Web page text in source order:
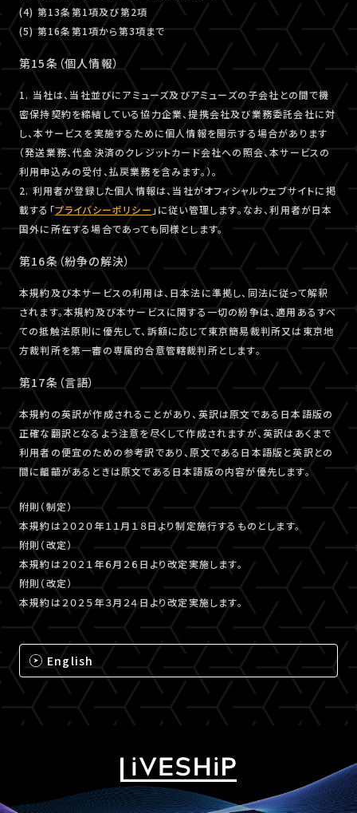
(4) 第13条第1項及び第2項
(5) 第16条第1項から第3項まで
第15条（個人情報）
1. 当社は、当社並びにアミューズ及びアミューズの子会社との間で機
密保持契約を締結している協力企業、提携会社及び業務委託会社に対
し、本サービスを実施するために個人情報を開示する場合があります
（発送業務、代金決済のクレジットカード会社への照会、本サービスの
利用申込みの受付、払戻業務を含みます。）。
2. 利用者が登録した個人情報は、当社がオフィシャルウェブサイトに掲
載する「プライバシーポリシー 」に従い管理します。なお、利用者が日本
国外に所在する場合であっても同様とします。
第16条（紛争の解決）
本規約及び本サービスの利用は、日本法に準拠し、同法に従って解釈
されます。本規約及び本サービスに関する一切の紛争は、適用あるすべ
ての抵触法原則に優先して、訴額に応じて東京簡易裁判所又は東京地
方裁判所を第一審の専属的合意管轄裁判所とします。
第17条（言語）
本規約の英訳が作成されることがあり、英訳は原文である日本語版の
正確な翻訳となるよう注意を尽くして作成されますが、英訳はあくまで
利用者の便宜のための参考訳であり、原文である日本語版と英訳との
間に齟齬があるときは原文である日本語版の内容が優先します。
附則（制定）
本規約は２０２０年１１月１８日より制定施行するものとします。
附則（改定）
本規約は２０２１年６月２６日より改定実施します。
附則（改定）
本規約は２０２５年３月２４日より改定実施します。
English